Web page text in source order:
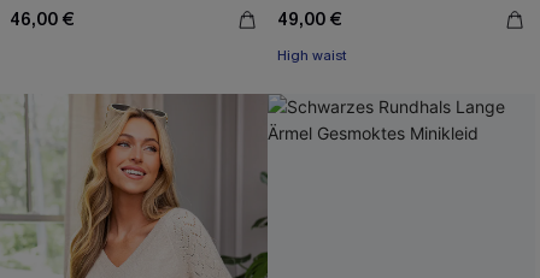
46,00 € 49,00 €
High waist